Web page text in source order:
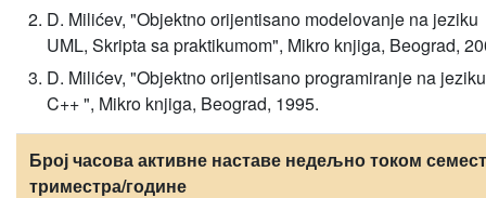
D. Milićev, "Objektno orijentisano modelovanje na jeziku
UML, Skripta sa praktikumom", Mikro knjiga, Beograd,
D. Milićev, "Objektno orijentisano programiranje na jeziku
C++ ", Mikro knjiga, Beograd, 1995.
Број часова активне наставе недељно током
триместра/године